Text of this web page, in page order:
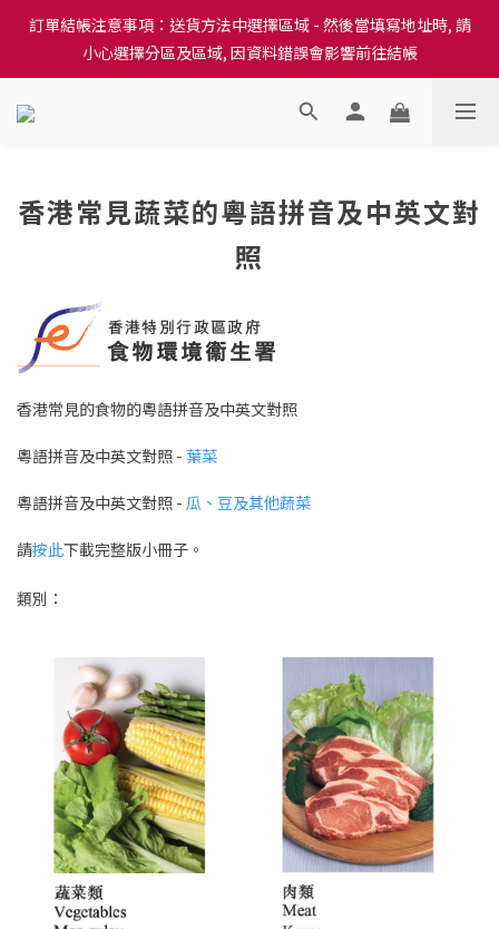
訂單結帳注意事項：送貨方法中選擇區域 - 然後當填寫地址時, 請
小心選擇分區及區域, 因資料錯誤會影響前往結帳
訂單結帳注意事項：送貨方法中選擇區域 - 然後當填寫地址時, 請
小心選擇分區及區域, 因資料錯誤會影響前往結帳
隆重推出本地培育田香雞、金棠雞、粵皇鷄及平原雞等，想食靚雞
小心選擇分區及區域, 因資料錯誤會影響前往結帳
香港常見蔬菜的粵語拼音及中英文對
照
香港常見的食物的粵語拼音及中英文對照
粵語拼音及中英文對照 - 葉菜
粵語拼音及中英文對照 - 瓜、豆及其他蔬菜
請按此下載完整版小冊子。
類別：